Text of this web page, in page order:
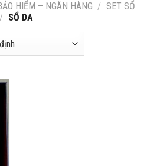
HIỂM – NGÂN HÀNG / SET SỔ
/ SỔ DA